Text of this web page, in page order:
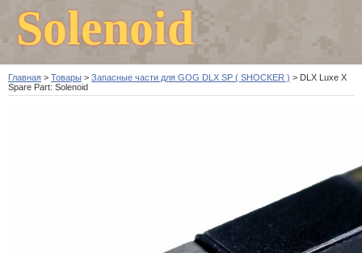
Solenoid
Главная > Товары > Запасные части для GOG DLX SP ( SHOCKER ) > DLX Luxe X
Spare Part: Solenoid